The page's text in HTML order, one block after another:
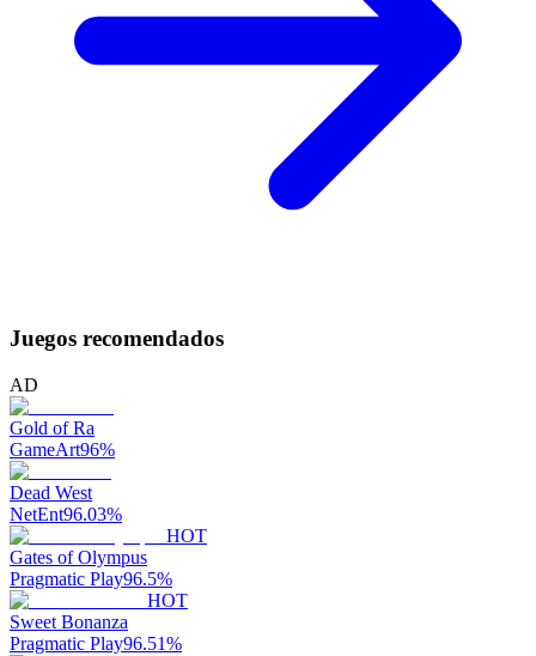
Juegos recomendados
AD
Gold of Ra
GameArt96%
Dead West
NetEnt96.03%
HOT
Gates of Olympus
Pragmatic Play96.5%
HOT
Sweet Bonanza
Pragmatic Play96.51%